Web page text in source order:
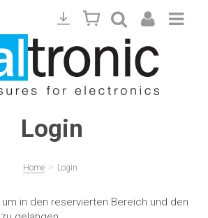
Login
Home > Login
in den reservierten Bereich und den